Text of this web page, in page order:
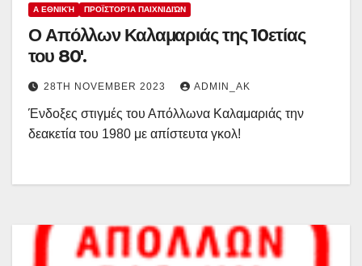
Α ΕΘΝΙΚΉ ΠΡΟΪΣΤΟΡΊΑ ΠΑΙΧΝΙΔΙΏΝ
Ο Απόλλων Καλαμαριάς της 10ετίας
του 80′.
28TH NOVEMBER 2023 ADMIN_AK
Ένδοξες στιγμές του Απόλλωνα Καλαμαριάς την
δεακετία του 1980 με απίστευτα γκολ!